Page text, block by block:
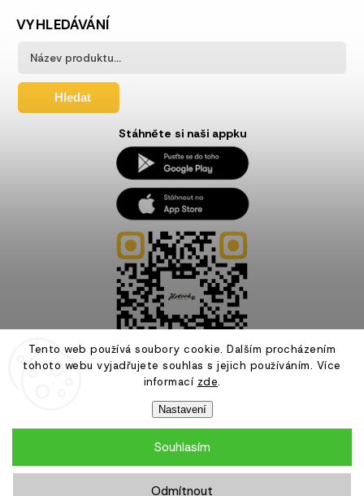
Tento web používá soubory cookie. Dalším procházením
tohoto webu vyjadřujete souhlas s jejich používáním. Více
informací zde.
Nastavení
Odmítnout
Souhlasím
VYHLEDÁVÁNÍ
Hledat
Stáhněte si naši appku
Copyright 2026Hotovky.cz. Všechna práva vyhrazena.